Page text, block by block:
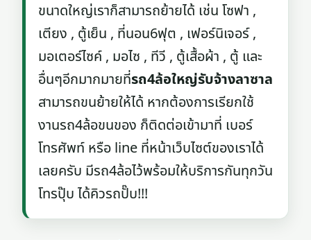
ขนาดใหญ่เราก็สามารถย้ายได้ เช่น โซฟา ,
เตียง , ตู้เย็น , ที่นอน6ฟุต , เฟอร์นิเจอร์ ,
มอเตอร์ไซค์ , มอไซ , ทีวี , ตู้เสื้อผ้า , ตู้ และ
อื่นๆอีกมากมายที่รถ4ล้อใหญ่รับจ้างลาซาล
สามารถขนย้ายให้ได้ หากต้องการเรียกใช้
งานรถ4ล้อขนของ ก็ติดต่อเข้ามาที่ เบอร์
โทรศัพท์ หรือ line ที่หน้าเว็บไซต์ของเราได้
เลยครับ มีรถ4ล้อไว้พร้อมให้บริการกันทุกวัน
โทรปุ๊บ ได้คิวรถปั๊บ!!!